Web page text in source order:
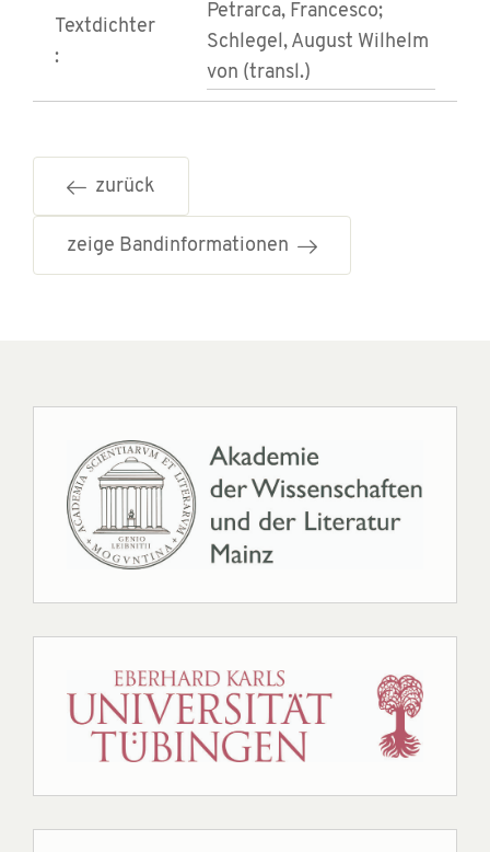
Textdichter
:
Petrarca, Francesco;
Schlegel, August Wilhelm
von (transl.)
zurück
zeige Bandinformationen